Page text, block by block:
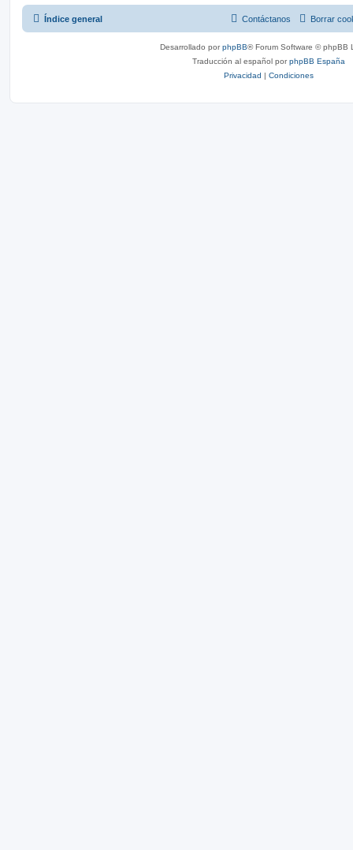
Índice general Borrar
Contáctanos
Desarrollado porphpBB® Forum Software © phpBB
Traducción al español porphpBB España
Privacidad | Condiciones